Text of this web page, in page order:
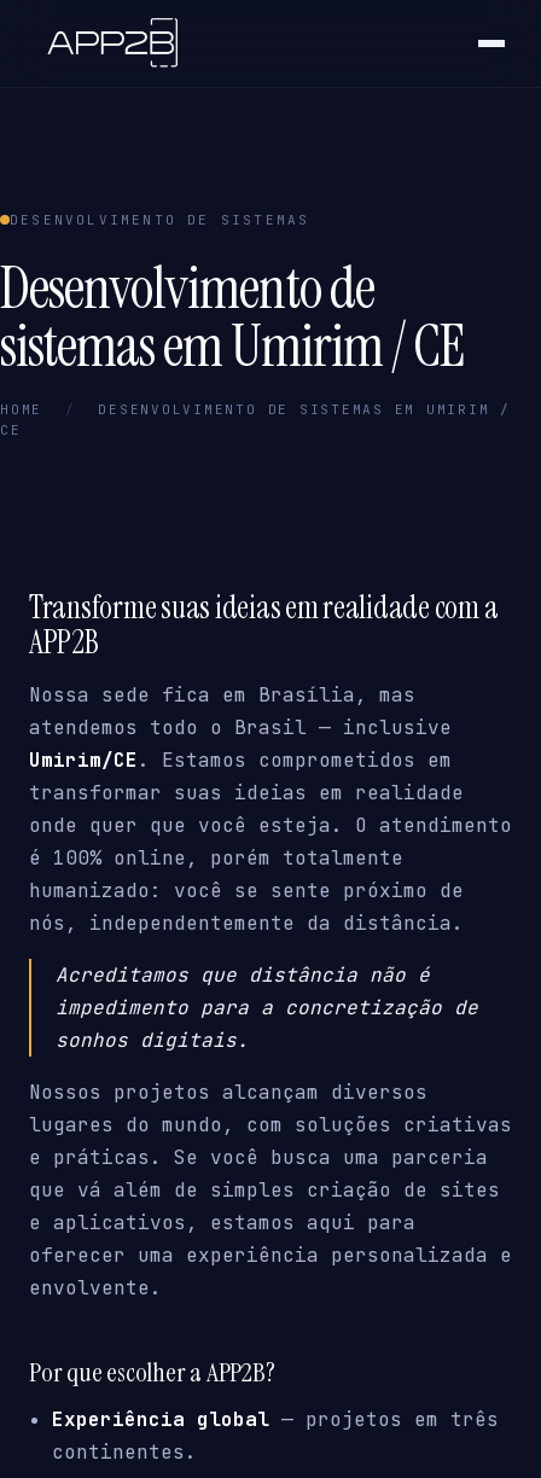
DESENVOLVIMENTO DE SISTEMAS
Desenvolvimento de
sistemas em Umirim / CE
HOME /
DESENVOLVIMENTO DE SISTEMAS EM UMIRIM /
CE
Transforme suas ideias em realidade com a
APP2B
Nossa sede fica em Brasília, mas
atendemos todo o Brasil — inclusive
Umirim/CE . Estamos comprometidos em
transformar suas ideias em realidade
onde quer que você esteja. O atendimento
é 100% online, porém totalmente
humanizado: você se sente próximo de
nós, independentemente da distância.
Acreditamos que distância não é
impedimento para a concretização de
sonhos digitais.
Nossos projetos alcançam diversos
lugares do mundo, com soluções criativas
e práticas. Se você busca uma parceria
que vá além de simples criação de sites
e aplicativos, estamos aqui para
oferecer uma experiência personalizada e
envolvente.
Por que escolher a APP2B?
Experiência global — projetos em três
continentes.